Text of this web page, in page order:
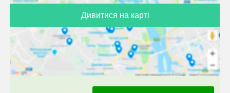
Дивитися на карті